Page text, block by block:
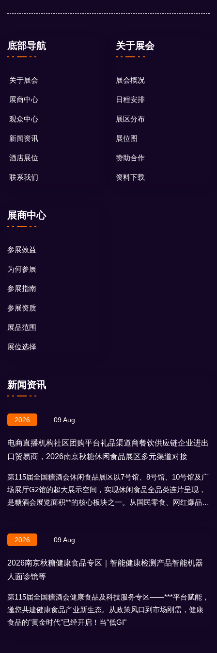
底部导航
关于展会
展商中心
观众中心
新闻资讯
酒店展位
联系我们
关于展会
展会概况
日程安排
展区分布
展位图
赞助合作
资料下载
展商中心
参展效益
为何参展
参展指南
参展资质
展品范围
展位选择
新闻资讯
2026 09 Aug
电商直播机构社区团购平台礼品渠道商餐饮供应链企业进出
口贸易商，2026南京秋糖休闲食品展区多元渠道对接
第115届全国糖酒会休闲食品展区以7号馆、8号馆、10号馆及广
场展厅G2馆的超大展示空间，实现休闲食品全品类连片呈现，
是糖酒会展览面积**的核心板块之一。从国民零食、网红爆品到
2026 09 Aug
2026南京秋糖健康食品专区｜智能健康检测产品智能机器
人面诊镜等
第115届全国糖酒会健康食品及科技服务专区——***平台赋能，
邀您共建健康食品产业新生态。从政策风口到市场刚需，健康
食品的"黄金时代"已经开启！当"低GI"